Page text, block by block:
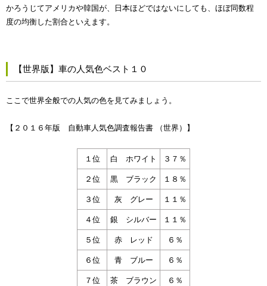
かろうじてアメリカや韓国が、日本ほどではないにしても、ほぼ同数程
度の均衡した割合といえます。
【世界版】車の人気色ベスト１０
ここで世界全般での人気の色を見てみましょう。
【２０１６年版 自動車人気色調査報告書 （世界）】
１位 白 ホワイト ３７％
２位 黒 ブラック １８％
３位 灰 グレー １１％
４位 銀 シルバー １１％
５位 赤 レッド ６％
６位 青 ブルー ６％
７位 茶 ブラウン ６％